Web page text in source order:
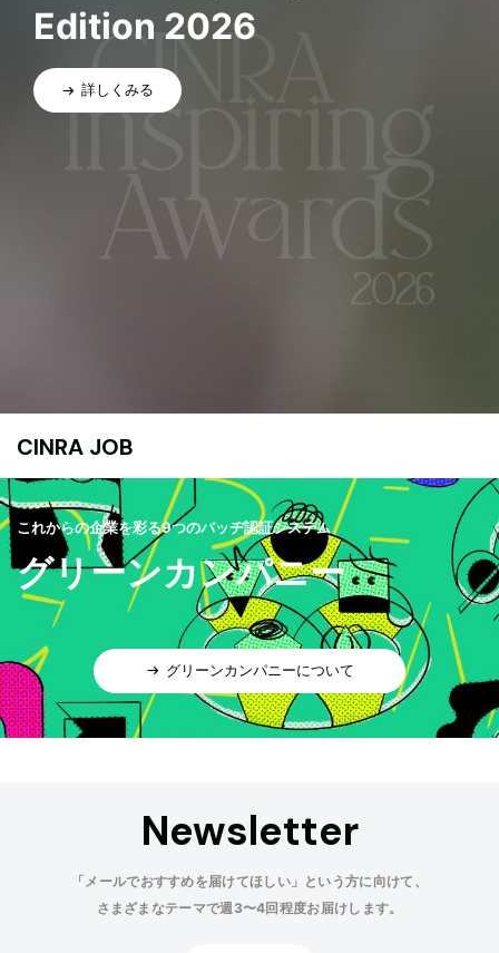
Edition 2026
詳しくみる
CINRA JOB
これからの企業を彩る9つのバッヂ認証システム
グリーンカンパニー
グリーンカンパニーについて
Newsletter
「メールでおすすめを届けてほしい」という方に向けて、
さまざまなテーマで週3〜4回程度お届けします。